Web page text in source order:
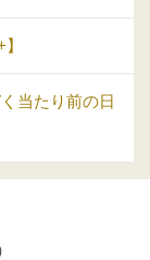
当たり前の日